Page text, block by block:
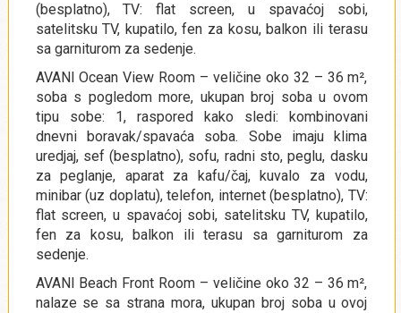
(besplatno), TV: flat screen, u spavaćoj sobi,
satelitsku TV, kupatilo, fen za kosu, balkon ili terasu
sa garniturom za sedenje.
AVANI Ocean View Room – veličine oko 32 – 36 m²,
soba s pogledom more, ukupan broj soba u ovom
tipu sobe: 1, raspored kako sledi: kombinovani
dnevni boravak/spavaća soba. Sobe imaju klima
uredjaj, sef (besplatno), sofu, radni sto, peglu, dasku
za peglanje, aparat za kafu/čaj, kuvalo za vodu,
minibar (uz doplatu), telefon, internet (besplatno), TV:
flat screen, u spavaćoj sobi, satelitsku TV, kupatilo,
fen za kosu, balkon ili terasu sa garniturom za
sedenje.
AVANI Beach Front Room – veličine oko 32 – 36 m²,
nalaze se sa strana mora, ukupan broj soba u ovoj